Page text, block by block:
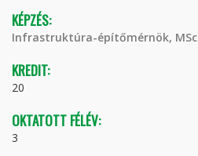
KÉPZÉS:
Infrastruktúra-építőmérnök, MSc
KREDIT:
20
OKTATOTT FÉLÉV:
3